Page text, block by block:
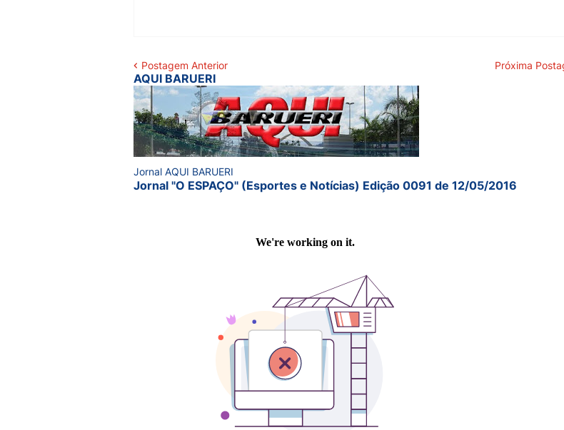
Postagem Anterior Próxima
AQUI BARUERI
Jornal AQUI BARUERI
Jornal "O ESPAÇO" (Esportes e Notícias) Edição 0091 de 12/05/2016